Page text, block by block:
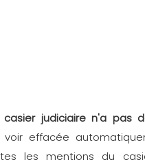
casier judiciaire n'a pas
effacée
les mentions du